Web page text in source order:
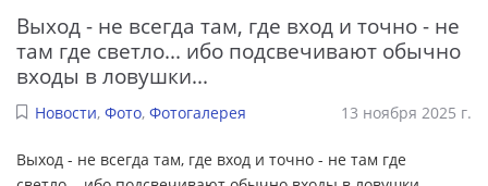
Выход - не всегда там, где вход и точно - не
там где светло... ибо подсвечивают обычно
входы в ловушки...
Новости, Фото, Фотогалерея 13 ноября 2025 г.
Выход - не всегда там, где вход и точно - не там где